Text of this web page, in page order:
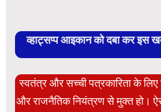
व्हाट्सप्प आइकान को दबा कर इस
स्वतंत्र और सच्ची पत्रकारिता के लिए
और राजनैतिक नियंत्रण से मुक्त हो।